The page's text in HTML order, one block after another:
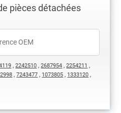
pièces détachées
,2242510 ,2687954 ,2254211 ,
,7243477 , 1073805 , 1333120 ,